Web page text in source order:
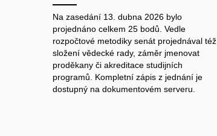
Na zasedání 13. dubna 2026 bylo
projednáno celkem 25 bodů. Vedle
rozpočtové metodiky senát projednával též
složení vědecké rady, záměr jmenovat
proděkany či akreditace studijních
programů. Kompletní zápis z jednání je
dostupný na dokumentovém serveru.